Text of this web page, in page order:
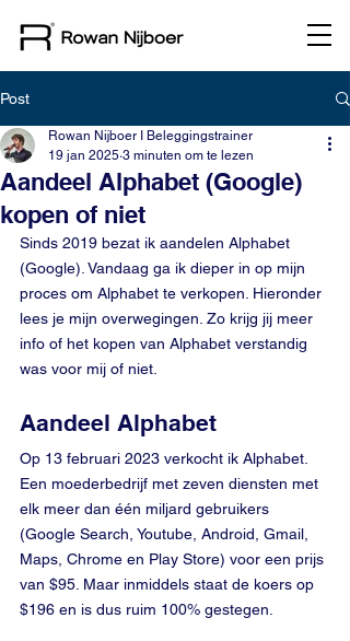
Post
Aandeel Alphabet (Google)
kopen of niet
Rowan Nijboer I Beleggingstrainer
19 jan 2025 3 minuten om te lezen
Sinds 2019 bezat ik aandelen Alphabet
(Google). Vandaag ga ik dieper in op mijn
proces om Alphabet te verkopen. Hieronder
lees je mijn overwegingen. Zo krijg jij meer
info of het kopen van Alphabet verstandig
was voor mij of niet.
Aandeel Alphabet
Op 13 februari 2023 verkocht ik Alphabet.
Een moederbedrijf met zeven diensten met
elk meer dan één miljard gebruikers
(Google Search, Youtube, Android, Gmail,
Maps, Chrome en Play Store) voor een prijs
van $95. Maar inmiddels staat de koers op
$196 en is dus ruim 100% gestegen.